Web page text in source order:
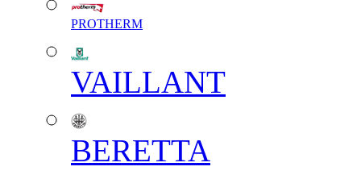
PROTHERM
VAILLANT
BERETTA